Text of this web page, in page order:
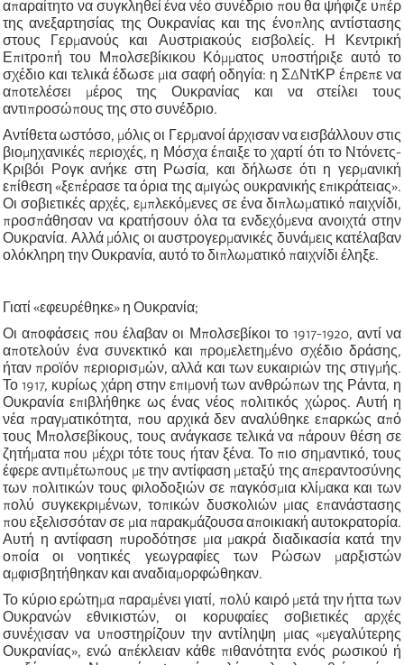
απαραίτητο να συγκληθεί ένα νέο συνέδριο που θα ψήφιζε υπέρ
της ανεξαρτησίας της Ουκρανίας και της ένοπλης αντίστασης
στους Γερμανούς και Αυστριακούς εισβολείς. Η Κεντρική
Επιτροπή του Μπολσεβίκικου Κόμματος υποστήριξε αυτό το
σχέδιο και τελικά έδωσε μια σαφή οδηγία: η ΣΔΝτΚΡ έπρεπε να
αποτελέσει μέρος της Ουκρανίας και να στείλει τους
αντιπροσώπους της στο συνέδριο.
Αντίθετα ωστόσο, μόλις οι Γερμανοί άρχισαν να εισβάλλουν στις
βιομηχανικές περιοχές, η Μόσχα έπαιξε το χαρτί ότι το Ντόνετς-
Κριβόι Ρογκ ανήκε στη Ρωσία, και δήλωσε ότι η γερμανική
επίθεση «ξεπέρασε τα όρια της αμιγώς ουκρανικής επικράτειας».
Οι σοβιετικές αρχές, εμπλεκόμενες σε ένα διπλωματικό παιχνίδι,
προσπάθησαν να κρατήσουν όλα τα ενδεχόμενα ανοιχτά στην
Ουκρανία. Αλλά μόλις οι αυστρογερμανικές δυνάμεις κατέλαβαν
ολόκληρη την Ουκρανία, αυτό το διπλωματικό παιχνίδι έληξε.
Γιατί «εφευρέθηκε» η Ουκρανία;
Οι αποφάσεις που έλαβαν οι Μπολσεβίκοι το 1917-1920, αντί να
αποτελούν ένα συνεκτικό και προμελετημένο σχέδιο δράσης,
ήταν προϊόν περιορισμών, αλλά και των ευκαιριών της στιγμής.
Το 1917, κυρίως χάρη στην επιμονή των ανθρώπων της Ράντα, η
Ουκρανία επιβλήθηκε ως ένας νέος πολιτικός χώρος. Αυτή η
νέα πραγματικότητα, που αρχικά δεν αναλύθηκε επαρκώς από
τους Μπολσεβίκους, τους ανάγκασε τελικά να πάρουν θέση σε
ζητήματα που μέχρι τότε τους ήταν ξένα. Το πιο σημαντικό, τους
έφερε αντιμέτωπους με την αντίφαση μεταξύ της απεραντοσύνης
των πολιτικών τους φιλοδοξιών σε παγκόσμια κλίμακα και των
πολύ συγκεκριμένων, τοπικών δυσκολιών μιας επανάστασης
που εξελισσόταν σε μια παρακμάζουσα αποικιακή αυτοκρατορία.
Αυτή η αντίφαση πυροδότησε μια μακρά διαδικασία κατά την
οποία οι νοητικές γεωγραφίες των Ρώσων μαρξιστών
αμφισβητήθηκαν και αναδιαμορφώθηκαν.
Το κύριο ερώτημα παραμένει γιατί, πολύ καιρό μετά την ήττα των
Ουκρανών εθνικιστών, οι κορυφαίες σοβιετικές αρχές
συνέχισαν να υποστηρίζουν την αντίληψη μιας «μεγαλύτερης
Ουκρανίας», ενώ απέκλειαν κάθε πιθανότητα ενός ρωσικού ή